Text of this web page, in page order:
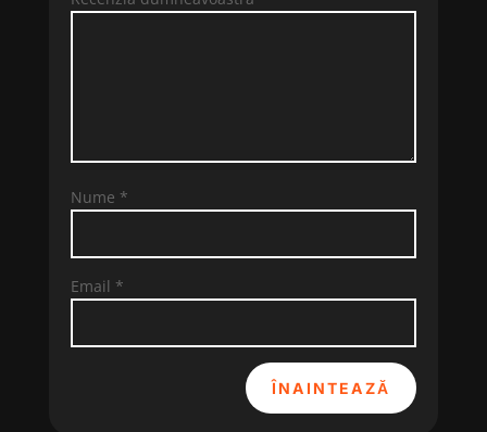
Nume *
Email *
ÎNAINTEAZĂ